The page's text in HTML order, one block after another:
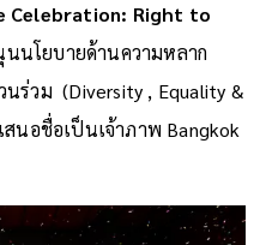
Celebration: Right to
นโยบายด้านความหลาก
ร่วม (Diversity , Equality &
นอชื่อเป็นเจ้าภาพ Bangkok